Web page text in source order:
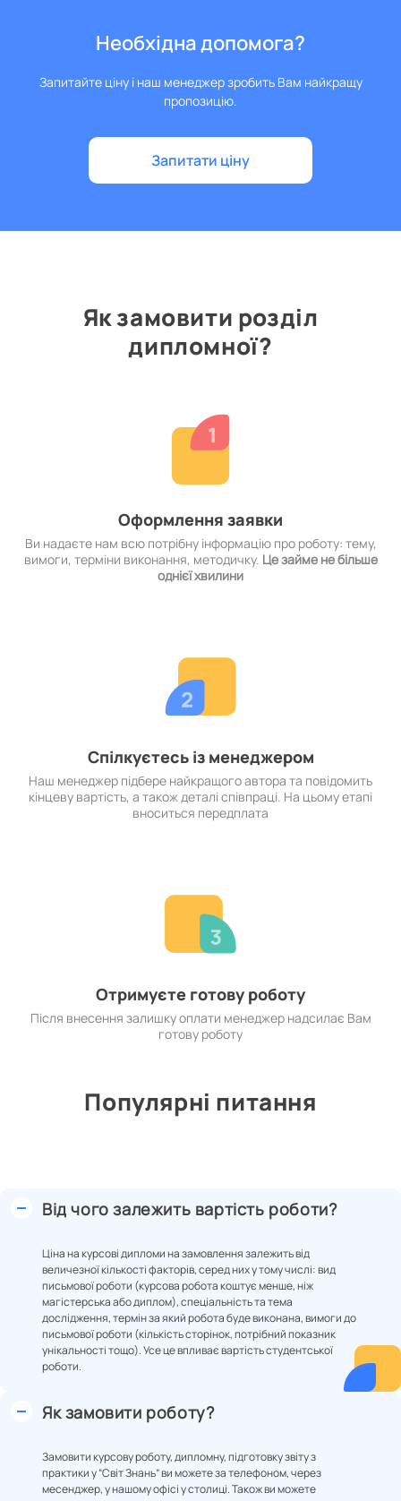
Необхідна допомога?
Запитайте ціну і наш менеджер зробить Вам найкращу
пропозицію.
Запитати ціну
Як замовити розділ
дипломної?
Оформлення заявки
Ви надаєте нам всю потрібну інформацію про роботу: тему,
вимоги, терміни виконання, методичку. Це займе не більше
однієї хвилини
Спілкуєтесь із менеджером
Наш менеджер підбере найкращого автора та повідомить
кінцеву вартість, а також деталі співпраці. На цьому етапі
вноситься передплата
Отримуєте готову роботу
Після внесення залишку оплати менеджер надсилає Вам
готову роботу
Популярні питання
Від чого залежить вартість роботи?
Ціна на курсові дипломи на замовлення залежить від
величезної кількості факторів, серед них у тому числі: вид
письмової роботи (курсова робота коштує менше, ніж
магістерська або диплом), спеціальність та тема
дослідження, термін за який робота буде виконана, вимоги до
письмової роботи (кількість сторінок, потрібний показник
унікальності тощо). Усе це впливає вартість студентської
роботи.
Як замовити роботу?
Замовити курсову роботу, дипломну, підготовку звіту з
практики у “Світ Знань” ви можете за телефоном, через
месенджер, у нашому офісі у столиці. Також ви можете